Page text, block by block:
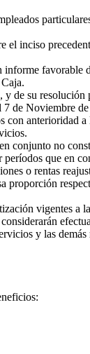
inciso
favorable
de su resolución
de Noviembre
con
conjunto no
que en
o rentas
proporción
vigentes a
y las